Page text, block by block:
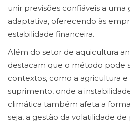
unir previsões confiáveis a uma
adaptativa, oferecendo às
estabilidade financeira.
Além do setor de aquicultura
destacam que o método pode
contextos, como a agricultura
suprimento, onde a
climática também afeta a
seja, a gestão da volatilidade